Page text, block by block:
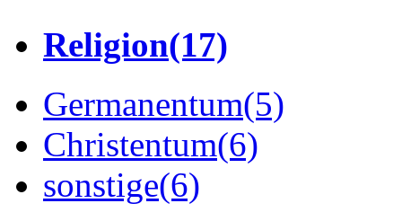
Religion(17)
Germanentum(5)
Christentum(6)
sonstige(6)